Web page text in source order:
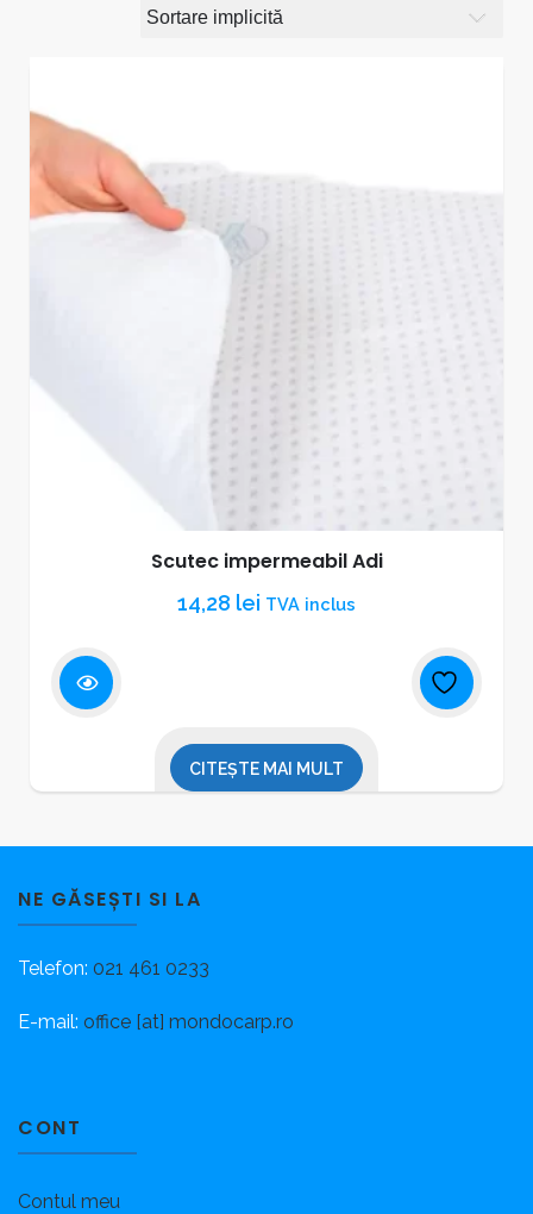
Scutec impermeabil Adi
14,28 lei TVA inclus
CITEȘTE MAI MULT
NE GĂSEȘTI SI LA
Telefon: 021 461 0233
E-mail: office [at] mondocarp.ro
CONT
Contul meu